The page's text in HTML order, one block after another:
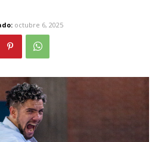
octubre 6, 2025